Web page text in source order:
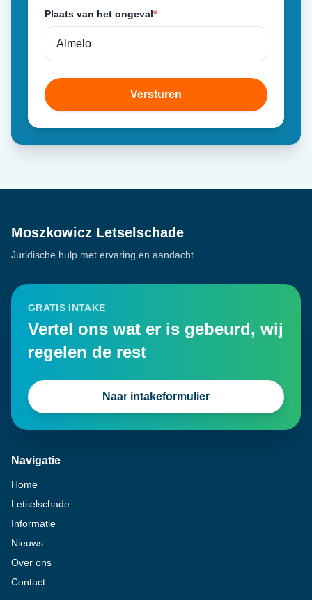
Plaats van het ongeval*
Versturen
Moszkowicz Letselschade
Juridische hulp met ervaring en aandacht
GRATIS INTAKE
Vertel ons wat er is gebeurd, wij
regelen de rest
Naar intakeformulier
Navigatie
Home
Letselschade
Informatie
Nieuws
Over ons
Contact